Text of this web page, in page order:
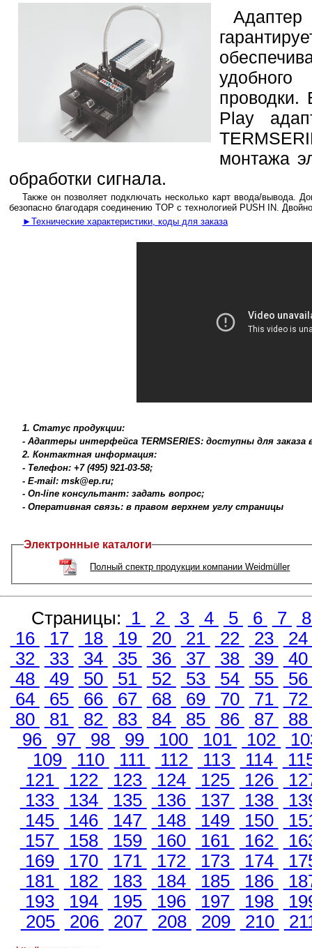
проводки.
Play
монтажа
обработки сигнала.
Также он позволяет подключать несколько карт ввода/вывода.
безопасно благодаря соединению TOP с технологией PUSH IN.
►Технические характеристики, коды для заказа
1. Статус продукции:
- Адаптеры интерфейса TERMSERIES: доступны для
2. Контактная информация:
- Телефон: +7 (495) 921-03-58;
- E-mail: msk@ep.ru;
- On-line консультант: задать вопрос;
- Оперативная связь: в правом верхнем углу страницы
Электронные каталоги
Полный спектр продукции компании Weidmüller
Страницы: 1 2 3 4 5 6 7
16
17 18 19 20 21 22 23
24
32
33 34 35 36 37 38 39
40
48
49 50 51 52 53 54 55
56
64
65 66 67 68 69 70 71
72
80
81 82 83 84 85 86 87
88
96
97 98 99 100 101 102
109
110 111 112 113 114
121
122 123 124 125 126
133
134 135 136 137 138
145
146 147 148 149 150
157
158 159 160 161 162
169
170 171 172 173 174
181
182 183 184 185 186
193
194 195 196 197 198
205
206 207 208 209 210